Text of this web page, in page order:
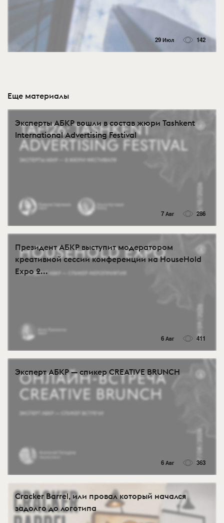
29 Июл 142
Еще материалы
Эксперты АБКР вошли в состав жюри Tashkent
International Advertising Festival
7 Авг 286
Президент АБКР выступит модератором
креативной сессии конференции на HouseHold
Expo 2...
6 Авг 411
Эксперт АБКР — спикер CREATIVE BRUNCH
6 Авг 363
Cracker Barrel, или провал который начался
задолго до логотипа